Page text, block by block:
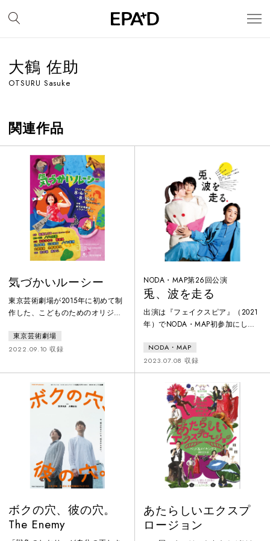
大鶴 佐助
OTSURU Sasuke
関連作品
気づかいルーシー
東京芸術劇場が2015年に初めて制
作した、こどものためのオリジナ
絵による 『気づかいルーシー』
（千倉書房）、脚本・演出はノゾ
ての親のおじいさん、飼い馬が互
いに気づかいしすぎるあまりに引
き起こす残念な悲喜劇が、オリジ
ナルスコアの生演奏に乗せて、歌
あり踊りありで展開する、ほろ苦
くも楽しい舞台。2017年の再演に
続き、2022年に再再演をおこな
東京芸術劇場
2022.09.10 収録
NODA・MAP第26回公演
兎、波を走る
出演は『フェイクスピア』（2021
年）でNODA・MAP初参加にし
秀男優賞を受賞した高橋一生、そ
して22年の『「Q」: A Night At
The Kabuki』のワールドツアーで
国内外の観客を魅了した松たか
子。さらに今回がNODA・MAP初
参加となった多部未華子に加え、
秋山菜津子、大倉孝二、大鶴佐
助、山崎一ら、いずれ劣らぬ実力
派が勢ぞろい。変幻自在の野田演
出を縦横
NODA・MAP
2023.07.08 収録
ボクの穴、彼の穴。
The Enemy
あたらしいエクスプ
ロージョン